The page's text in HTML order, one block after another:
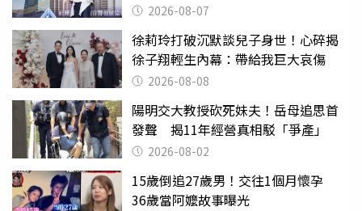
2026-08-07
徐莉玲打破沉默談兒子身世！心碎揭
徐子翔輕生內幕：帶給我巨大哀傷
2026-08-08
陽明交大教授砍死妹夫！岳母追思首
發聲 揭11年經營真相駁「爭產」
2026-08-02
15歲倒追27歲男！交往1個月懷孕
36歲當阿嬤故事曝光